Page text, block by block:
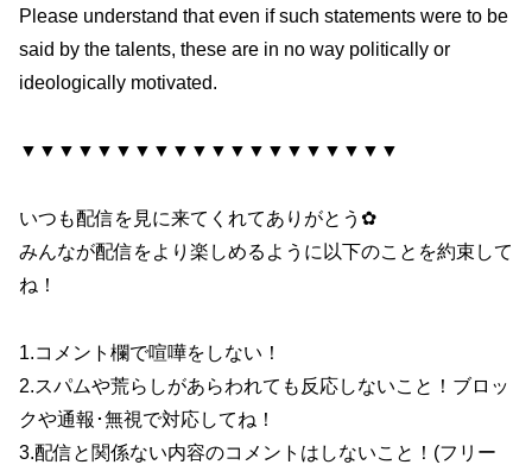
Please understand that even if such statements were to be
said by the talents, these are in no way politically or
ideologically motivated.
▼▼▼▼▼▼▼▼▼▼▼▼▼▼▼▼▼▼▼▼
いつも配信を見に来てくれてありがとう✿
みんなが配信をより楽しめるように以下のことを約束して
ね！
1.コメント欄で喧嘩をしない！
2.スパムや荒らしがあらわれても反応しないこと！ブロッ
クや通報･無視で対応してね！
3.配信と関係ない内容のコメントはしないこと！(フリー